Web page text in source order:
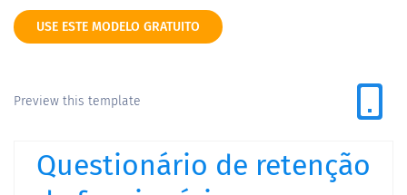
USE ESTE MODELO GRATUITO
Preview this template